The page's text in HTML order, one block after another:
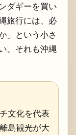
ダギーを買い
旅行には、必
」という小さ
。それも沖縄
文化を代表
島観光が大